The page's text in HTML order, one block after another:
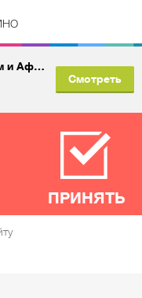
Выбирай: Места Рядом и Афиша
Смотреть
ПРИНЯТЬ